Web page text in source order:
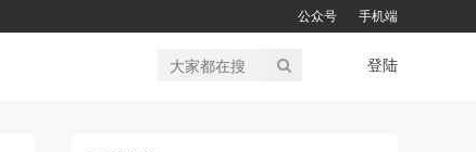
公众号 手机端
登陆